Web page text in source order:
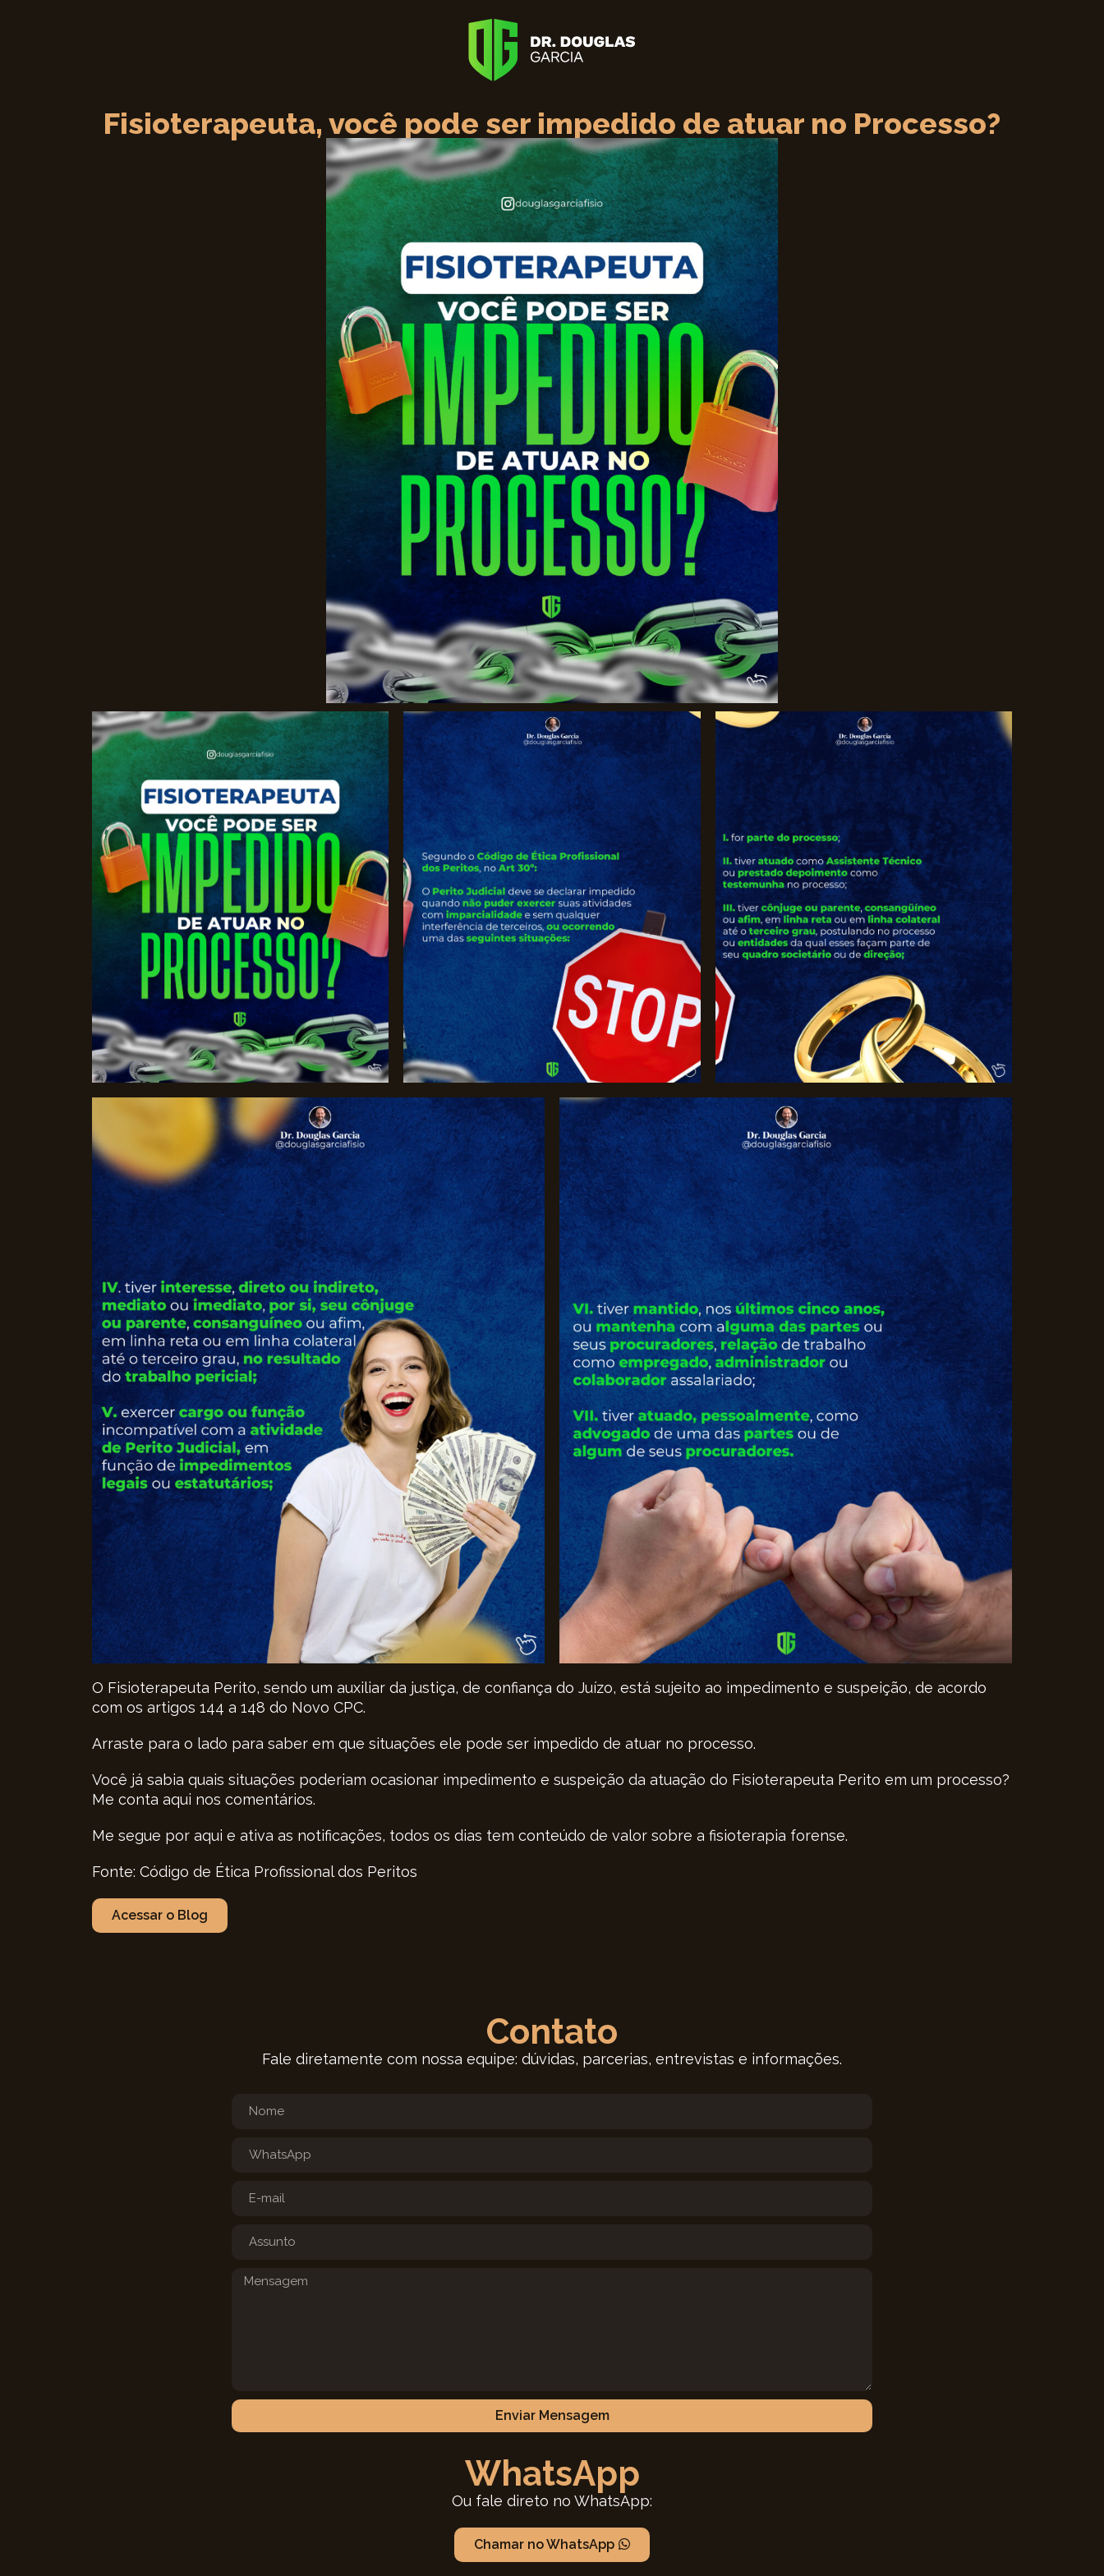
Fisioterapeuta, você pode ser impedido de atuar no Processo?
O Fisioterapeuta Perito, sendo um auxiliar da justiça, de confiança do Juízo, está sujeito ao impedimento e suspeição, de acordo
com os artigos 144 a 148 do Novo CPC.
Arraste para o lado para saber em que situações ele pode ser impedido de atuar no processo.
Você já sabia quais situações poderiam ocasionar impedimento e suspeição da atuação do Fisioterapeuta Perito em um processo?
Me conta aqui nos comentários.
Me segue por aqui e ativa as notificações, todos os dias tem conteúdo de valor sobre a fisioterapia forense.
Fonte: Código de Ética Profissional dos Peritos
Acessar o Blog
Contato
Fale diretamente com nossa equipe: dúvidas, parcerias, entrevistas e informações.
Enviar Mensagem
WhatsApp
Ou fale direto no WhatsApp:
Chamar no WhatsApp